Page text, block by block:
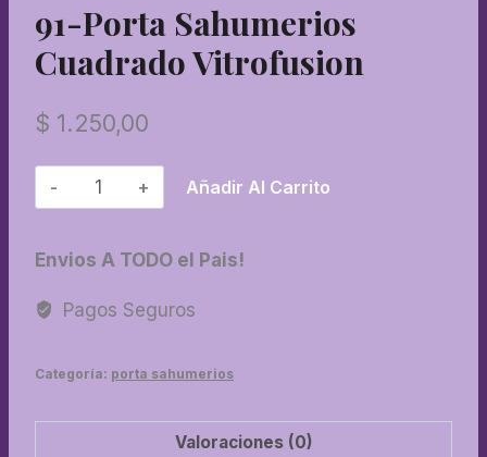
91-Porta Sahumerios
Cuadrado Vitrofusion
$ 1.250,00
91-
Porta
cuadrado
cantidad
Añadir Al Carrito
Envios A TODO el Pais!
Pagos Seguros
Categoría: porta sahumerios
Valoraciones (0)